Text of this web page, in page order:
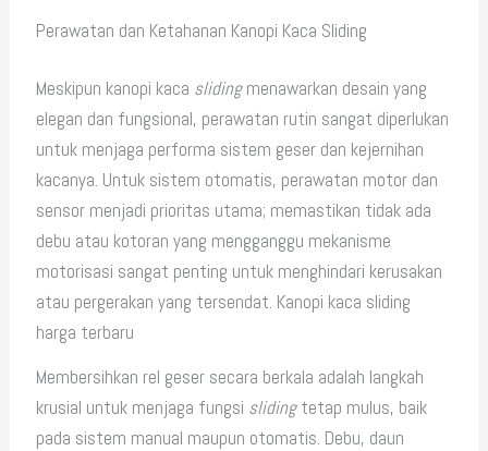
Perawatan dan Ketahanan Kanopi Kaca Sliding
Meskipun kanopi kaca slidingmenawarkan desain yang
elegan dan fungsional, perawatan rutin sangat diperlukan
untuk menjaga performa sistem geser dan kejernihan
kacanya. Untuk sistem otomatis, perawatan motor dan
sensor menjadi prioritas utama; memastikan tidak ada
debu atau kotoran yang mengganggu mekanisme
motorisasi sangat penting untuk menghindari kerusakan
atau pergerakan yang tersendat. Kanopi kaca sliding
harga terbaru
Membersihkan rel geser secara berkala adalah langkah
krusial untuk menjaga fungsi slidingtetap mulus, baik
pada sistem manual maupun otomatis. Debu, daun